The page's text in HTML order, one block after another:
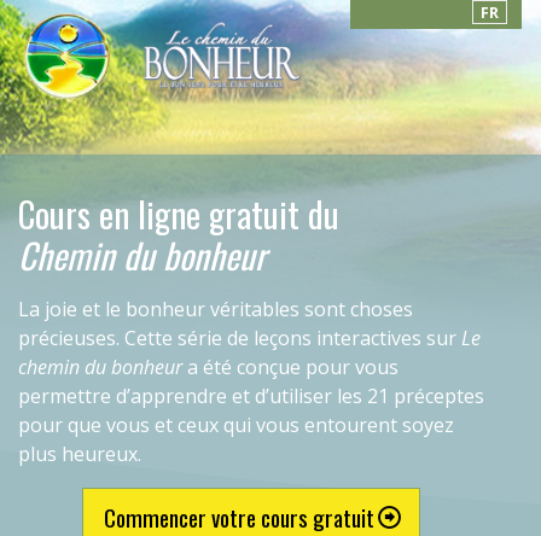
FR
Cours en ligne gratuit du
Chemin du bonheur
La joie et le bonheur véritables sont choses
précieuses. Cette série de leçons interactives sur Le
chemin du bonheura été conçue pour vous
permettre d’apprendre et d’utiliser les 21 préceptes
pour que vous et ceux qui vous entourent soyez
plus heureux.
Commencer votre cours gratuit